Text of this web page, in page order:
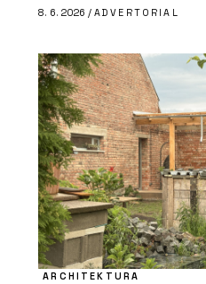
8. 6. 2026 / ADVERTORIAL
ARCHITEKTURA